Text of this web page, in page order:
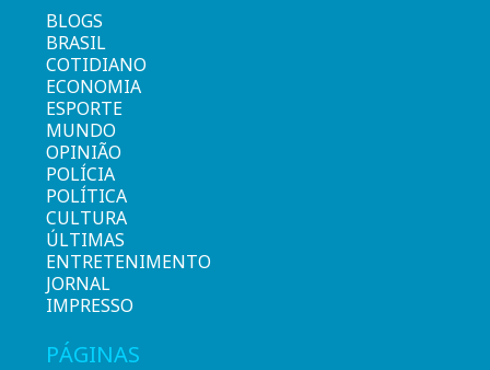
BLOGS
BRASIL
COTIDIANO
ECONOMIA
ESPORTE
MUNDO
OPINIÃO
POLÍCIA
POLÍTICA
CULTURA
ÚLTIMAS
ENTRETENIMENTO
JORNAL
IMPRESSO
PÁGINAS